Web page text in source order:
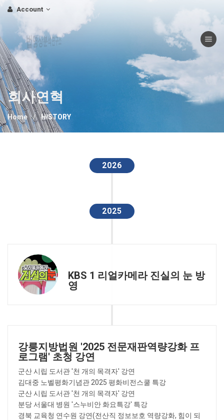
Account
Toggle
법영상분석연구소
회사연혁
Home HISTORY
2026
2025
KBS 1 리얼카메라 진실의 눈 방
영
강릉지방법원 '2025 전문재판역량강화 프
로그램' 초청 강연
군산 시립 도서관 '천 개의 목격자' 강연
김대중 노벨평화기념관 2025 평화비전스쿨 특강
군산 시립 도서관 '천 개의 목격자' 강연
분당 서울대 병원 '스누비안 화요특강' 특강
경북 교육청 연수원 강연(전산직 정보보호 역량강화, 힘이 되